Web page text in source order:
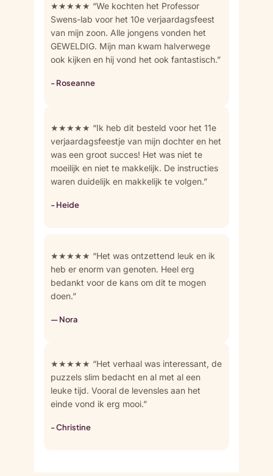
★★★★★ “We kochten het Professor
Swens-lab voor het 10e verjaardagsfeest
van mijn zoon. Alle jongens vonden het
GEWELDIG. Mijn man kwam halverwege
ook kijken en hij vond het ook fantastisch.”
- Roseanne
★★★★★ “Ik heb dit besteld voor het 11e
verjaardagsfeestje van mijn dochter en het
was een groot succes! Het was niet te
moeilijk en niet te makkelijk. De instructies
waren duidelijk en makkelijk te volgen.”
- Heide
★★★★★ “Het was ontzettend leuk en ik
heb er enorm van genoten. Heel erg
bedankt voor de kans om dit te mogen
doen.”
— Nora
★★★★★ “Het verhaal was interessant, de
puzzels slim bedacht en al met al een
leuke tijd. Vooral de levensles aan het
einde vond ik erg mooi.”
- Christine